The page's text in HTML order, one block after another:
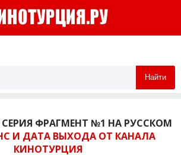
Найти
СЕРИЯ ФРАГМЕНТ №1 НА РУССКОМ
И ДАТА ВЫХОДА ОТ КАНАЛА
КИНОТУРЦИЯ